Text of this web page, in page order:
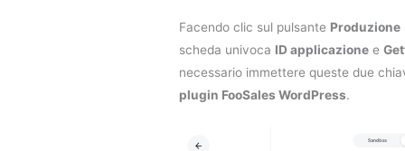
Facendo clic sul pulsante Produzione
scheda univoca ID applicazione e
necessario immettere queste due
plugin FooSales WordPress.